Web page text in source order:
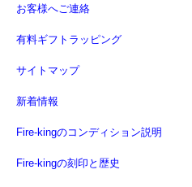
お客様へご連絡
有料ギフトラッピング
サイトマップ
新着情報
Fire-kingのコンディション説明
Fire-kingの刻印と歴史